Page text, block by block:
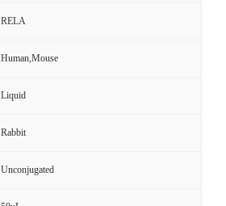
RELA
Human,Mouse
Liquid
Rabbit
Unconjugated